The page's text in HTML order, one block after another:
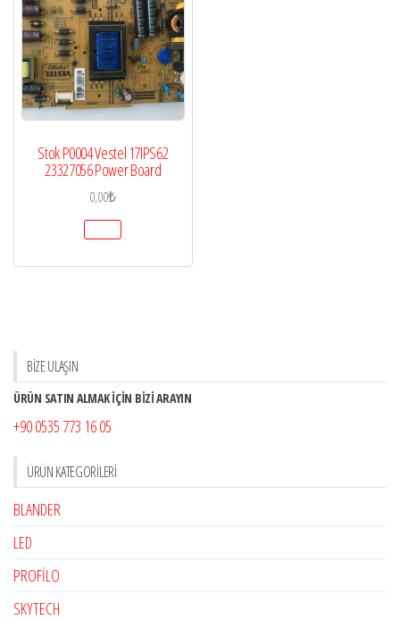
Stok P0004 Vestel 17IPS62
23327056 Power Board
0,00₺
BİZE ULAŞIN
ÜRÜN SATIN ALMAK İÇİN BİZİ ARAYIN
+90 0535 773 16 05
ÜRÜN KATEGORILERI
BLANDER
LED
PROFİLO
SKYTECH